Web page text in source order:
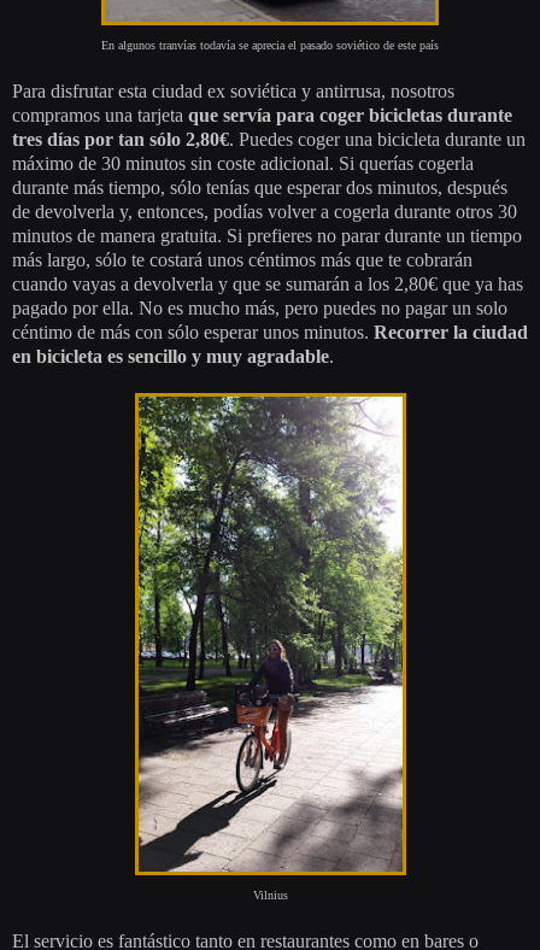
En algunos tranvías todavía se aprecia el pasado soviético de este país
Para disfrutar esta ciudad ex soviética y antirrusa, nosotros
compramos una tarjeta que servía para coger bicicletas durante
tres días por tan sólo 2,80€. Puedes coger una bicicleta durante un
máximo de 30 minutos sin coste adicional. Si querías cogerla
durante más tiempo, sólo tenías que esperar dos minutos, después
de devolverla y, entonces, podías volver a cogerla durante otros 30
minutos de manera gratuita. Si prefieres no parar durante un tiempo
más largo, sólo te costará unos céntimos más que te cobrarán
cuando vayas a devolverla y que se sumarán a los 2,80€ que ya has
pagado por ella. No es mucho más, pero puedes no pagar un solo
céntimo de más con sólo esperar unos minutos. Recorrer la ciudad
en bicicleta es sencillo y muy agradable.
Vilnius
El servicio es fantástico tanto en restaurantes como en bares o